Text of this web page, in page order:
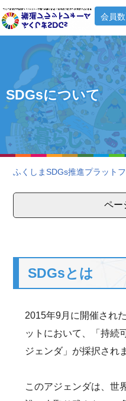
会員数
SDGsについて
ふくしまSDGs推進プラット
ペー
SDGsとは
2015年9月に開催され
ットにおいて、「持続
ジェンダ」が採択され
このアジェンダは、世